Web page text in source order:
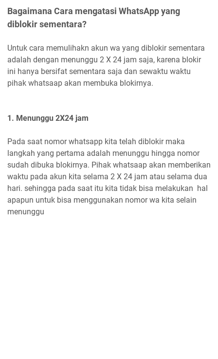
Bagaimana Cara mengatasi WhatsApp yang
diblokir sementara?
Untuk cara memulihakn akun wa yang diblokir sementara
adalah dengan menunggu 2 X 24 jam saja, karena blokir
ini hanya bersifat sementara saja dan sewaktu waktu
pihak whatsaap akan membuka blokirnya.
1. Menunggu 2X24 jam
Pada saat nomor whatsapp kita telah diblokir maka
langkah yang pertama adalah menunggu hingga nomor
sudah dibuka blokirnya. Pihak whatsaap akan memberikan
waktu pada akun kita selama 2 X 24 jam atau selama dua
hari. sehingga pada saat itu kita tidak bisa melakukan hal
apapun untuk bisa menggunakan nomor wa kita selain
menunggu